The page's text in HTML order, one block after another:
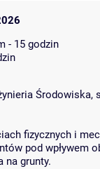
- 15 godzin
Środowiska,
fizycznych i
pod wpływem
na grunty.